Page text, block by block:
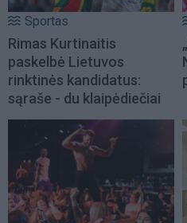
Sportas
Rimas Kurtinaitis
paskelbė Lietuvos
rinktinės kandidatus:
sąraše - du klaipėdiečiai